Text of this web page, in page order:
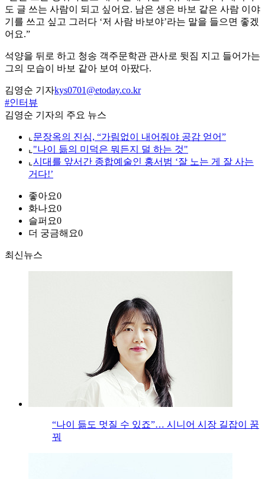
도 글 쓰는 사람이 되고 싶어요. 남은 생은 바보 같은 사람 이야
기를 쓰고 싶고 그러다 ‘저 사람 바보야’라는 말을 들으면 좋겠
어요.”
석양을 뒤로 하고 청송 객주문학관 관사로 뒷짐 지고 들어가는
그의 모습이 바보 같아 보여 아팠다.
김영순 기자kys0701@etoday.co.kr
#인터뷰
김영순 기자의 주요 뉴스
⌞ 문장옥의 진심, “가림없이 내어줘야 공감 얻어”
⌞ "나이 듦의 미덕은 뭐든지 덜 하는 것"
⌞ 시대를 앞서간 종합예술인 홍서범 ‘잘 노는 게 잘 사는
거다!’
좋아요0
화나요0
슬퍼요0
더 궁금해요0
최신뉴스
“나이 듦도 멋질 수 있죠”… 시니어 시장 길잡이 꿈
꿔